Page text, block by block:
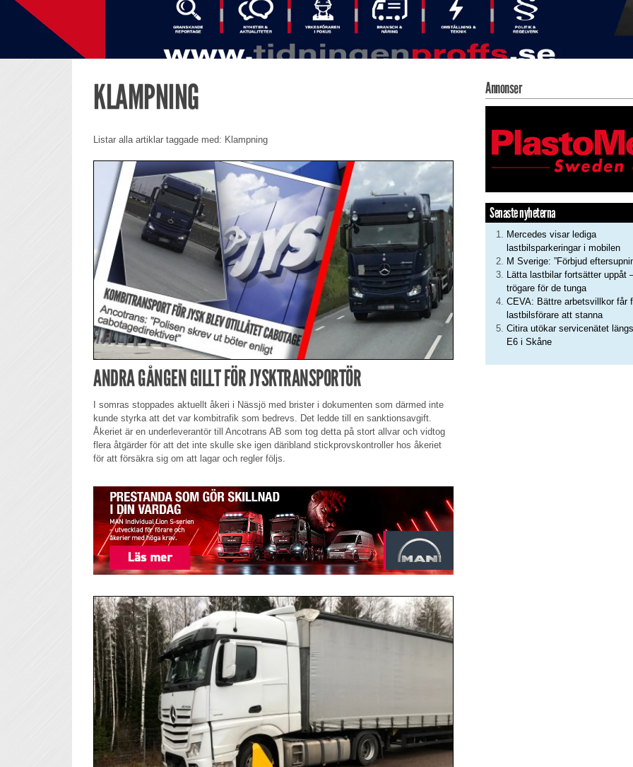
KLAMPNING
Listar alla artiklar taggade med: Klampning
ANDRA GÅNGEN GILLT FÖR JYSKTRANSPORTÖR
I somras stoppades aktuellt åkeri i Nässjö med brister i dokumenten som därmed inte
kunde styrka att det var kombitrafik som bedrevs. Det ledde till en sanktionsavgift.
Åkeriet är en underleverantör till Ancotrans AB som tog detta på stort allvar och vidtog
flera åtgärder för att det inte skulle ske igen däribland stickprovskontroller hos åkeriet
för att försäkra sig om att lagar och regler följs.
Annonser
Senaste nyheterna
Mercedes visar lediga
lastbilsparkeringar i mobilen
M Sverige: ”Förbjud
Lätta lastbilar fortsätter uppåt
trögare för de tunga
CEVA: Bättre arbetsvillkor får
lastbilsförare att stanna
Citira utökar servicenätet längs
E6 i Skåne